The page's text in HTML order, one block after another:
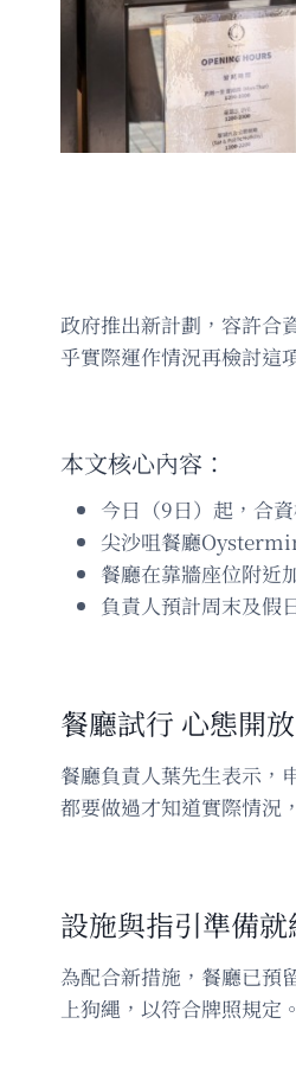
政府推出新計劃，容許合
乎實際運作情況再檢討這
本文核心內容：
今日（9日）起，合
尖沙咀餐廳
餐廳在靠牆座位附近
負責人預計周末及假
餐廳試行 心態開放
餐廳負責人葉先生表示，
都要做過才知道實際情況
設施與指引準備就
為配合新措施，餐廳已預
上狗繩，以符合牌照規